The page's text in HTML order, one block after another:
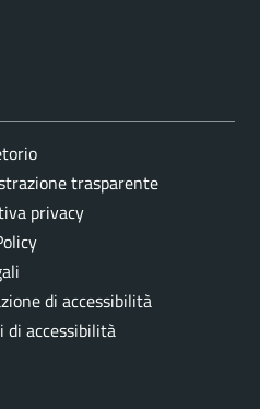
trasparente
privacy
di accessibilità
di accessibilità